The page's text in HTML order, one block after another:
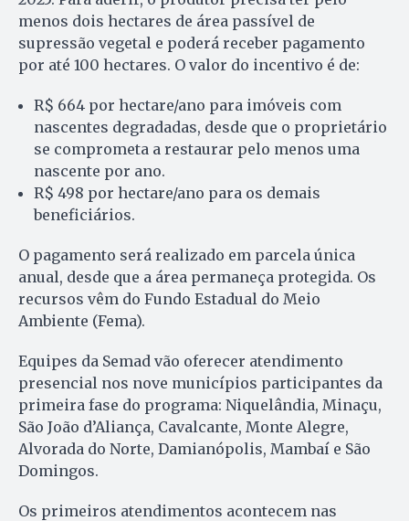
menos dois hectares de área passível de
supressão vegetal e poderá receber pagamento
por até 100 hectares. O valor do incentivo é de:
R$ 664 por hectare/ano para imóveis com
nascentes degradadas, desde que o proprietário
se comprometa a restaurar pelo menos uma
nascente por ano.
R$ 498 por hectare/ano para os demais
beneficiários.
O pagamento será realizado em parcela única
anual, desde que a área permaneça protegida. Os
recursos vêm do Fundo Estadual do Meio
Ambiente (Fema).
Equipes da Semad vão oferecer atendimento
presencial nos nove municípios participantes da
primeira fase do programa: Niquelândia, Minaçu,
São João d’Aliança, Cavalcante, Monte Alegre,
Alvorada do Norte, Damianópolis, Mambaí e São
Domingos.
Os primeiros atendimentos acontecem nas